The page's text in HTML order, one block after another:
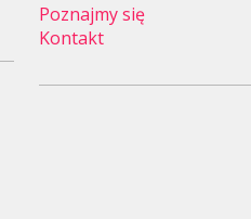
Poznajmy się
Kontakt